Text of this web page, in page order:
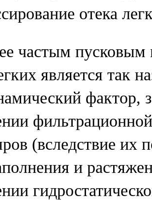
отека
частым пусковым
является так
фактор,
(вследствие их
и